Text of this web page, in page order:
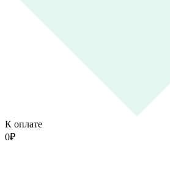
К оплате
0₽